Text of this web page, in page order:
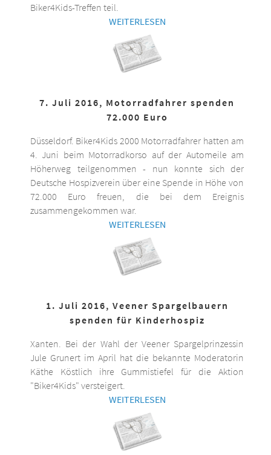
Biker4Kids-Treffen teil.
WEITERLESEN
7. Juli 2016, Motorradfahrer spenden
72.000 Euro
Düsseldorf. Biker4Kids 2000 Motorradfahrer hatten am
4. Juni beim Motorradkorso auf der Automeile am
Höherweg teilgenommen - nun konnte sich der
Deutsche Hospizverein über eine Spende in Höhe von
72.000 Euro freuen, die bei dem Ereignis
zusammengekommen war.
WEITERLESEN
1. Juli 2016, Veener Spargelbauern
spenden für Kinderhospiz
Xanten. Bei der Wahl der Veener Spargelprinzessin
Jule Grunert im April hat die bekannte Moderatorin
Käthe Köstlich ihre Gummistiefel für die Aktion
"Biker4Kids" versteigert.
WEITERLESEN